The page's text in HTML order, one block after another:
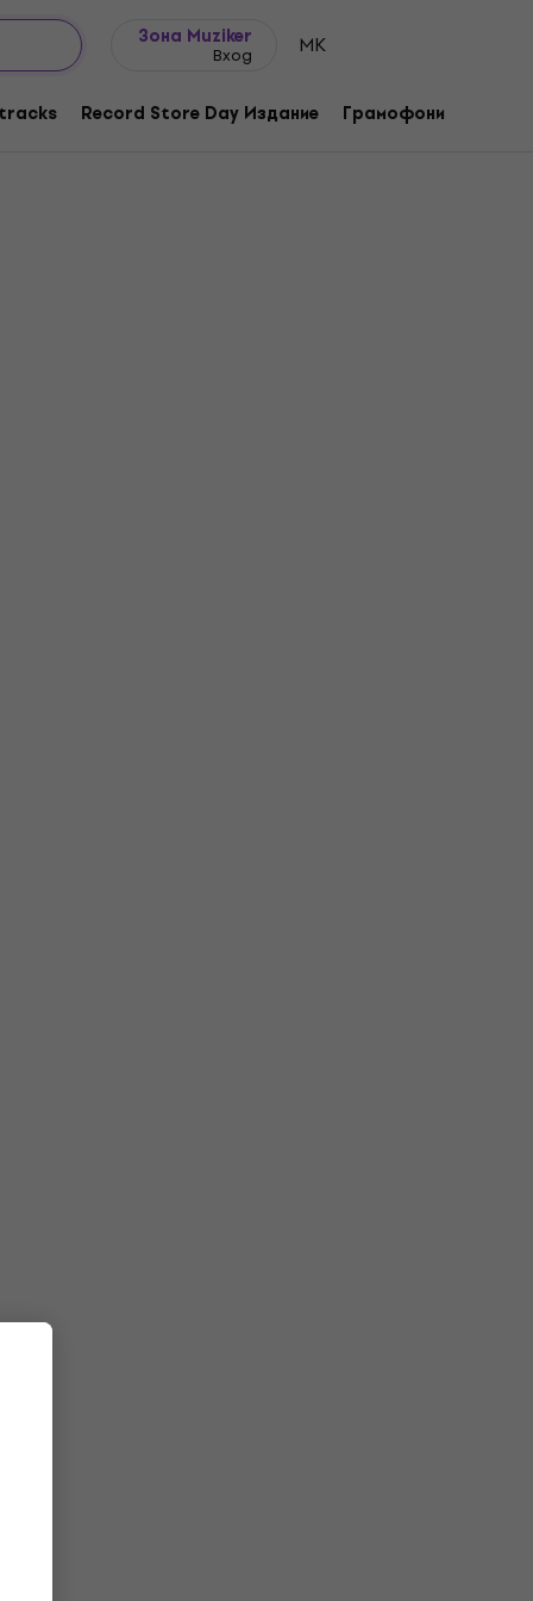
Зона Muziker
Вход MK
Record Store Day Издание Грамофони